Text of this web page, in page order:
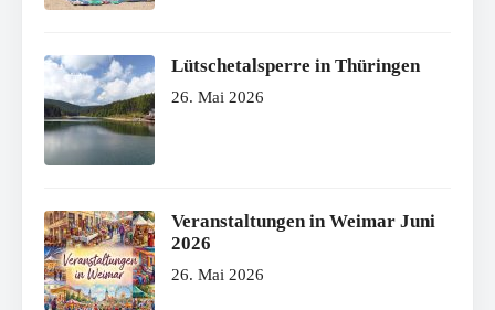
Lütschetalsperre in Thüringen
26. Mai 2026
Veranstaltungen in Weimar Juni
2026
26. Mai 2026